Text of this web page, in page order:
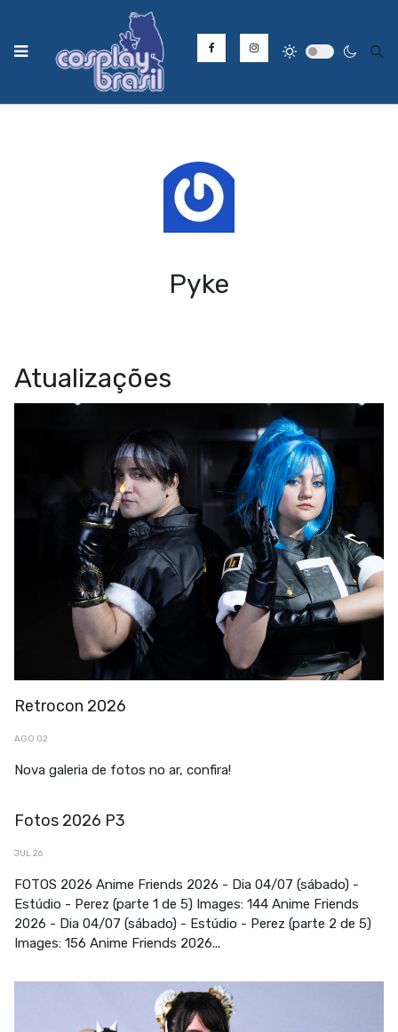
Pyke
Atualizações
Retrocon 2026
AGO 02
Nova galeria de fotos no ar, confira!
Fotos 2026 P3
JUL 26
FOTOS 2026 Anime Friends 2026 - Dia 04/07 (sábado) -
Estúdio - Perez (parte 1 de 5) Images: 144 Anime Friends
2026 - Dia 04/07 (sábado) - Estúdio - Perez (parte 2 de 5)
Images: 156 Anime Friends 2026...